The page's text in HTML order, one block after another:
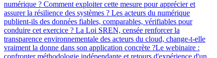
numérique ? Comment exploiter cette mesure pour apprécier et
assurer la résilience des systèmes ? Les acteurs du numérique
publient-ils des données fiables, comparables, vérifiables pour
conduire cet exercice ? La Loi SREN, censée renforcer la
transparence environnementale des acteurs du cloud, change-t-elle
vraiment la donne dans son application concrète ?Le webinaire :
confronter méthodologie indépendante et retours d'expérience d'un